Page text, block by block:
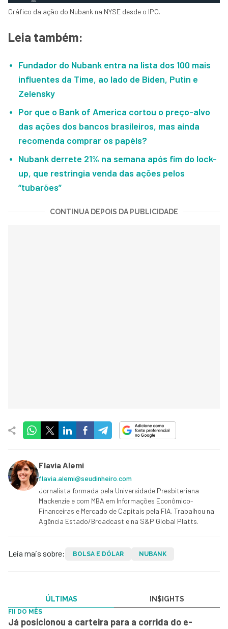
Gráfico da ação do Nubank na NYSE desde o IPO.
Leia também:
Fundador do Nubank entra na lista dos 100 mais
influentes da Time, ao lado de Biden, Putin e
Zelensky
Por que o Bank of America cortou o preço-alvo
das ações dos bancos brasileiros, mas ainda
recomenda comprar os papéis?
Nubank derrete 21% na semana após fim do lock-
up, que restringia venda das ações pelos
“tubarões”
CONTINUA DEPOIS DA PUBLICIDADE
Flavia Alemi
flavia.alemi@seudinheiro.com
Jornalista formada pela Universidade Presbiteriana
Mackenzie e com MBA em Informações Econômico-
Financeiras e Mercado de Capitais pela FIA. Trabalhou na
Agência Estado/Broadcast e na S&P Global Platts.
Leia mais sobre: BOLSA E DÓLAR NUBANK
ÚLTIMAS IN$IGHTS
FII DO MÊS
Já posicionou a carteira para a corrida do e-